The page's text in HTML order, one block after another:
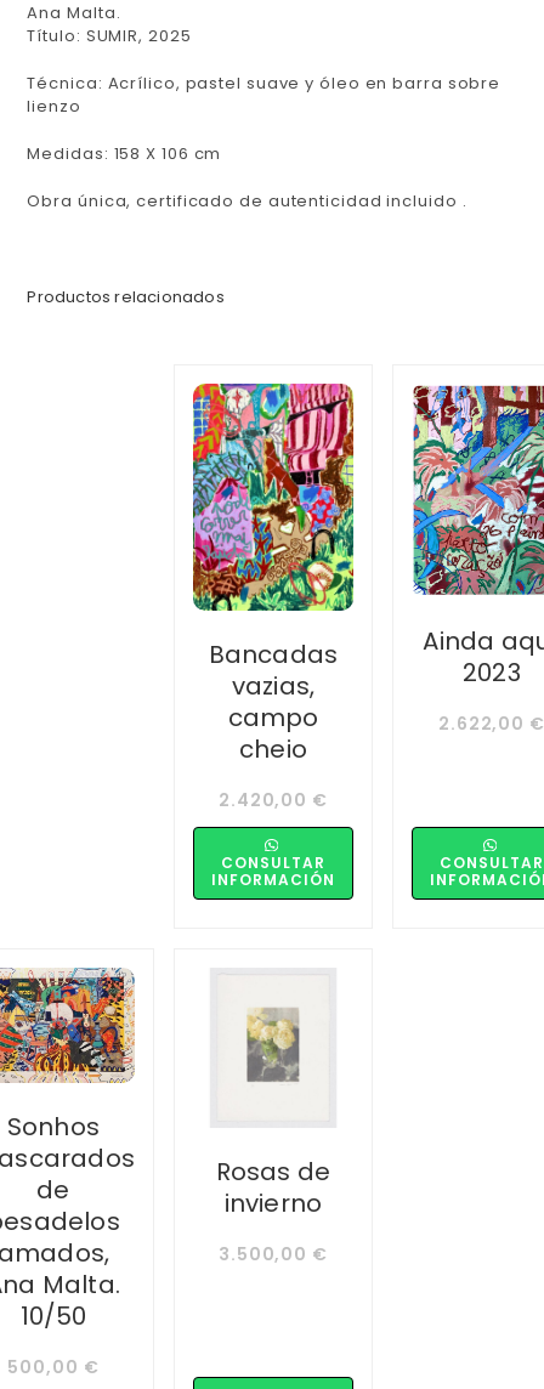
Ana Malta.
Título: SUMIR, 2025
Técnica: Acrílico, pastel suave y óleo en barra sobre
lienzo
Medidas: 158 X 106 cm
Obra única, certificado de autenticidad incluido .
Productos relacionados
Bancadas
vazias,
campo
cheio
2.420,00 €
CONSULTAR
INFORMACIÓN
Ainda
2023
2.622,00 €
CONSULTAR
Sonhos
de
Malta.
10/50
500,00 €
Rosas de
invierno
3.500,00 €